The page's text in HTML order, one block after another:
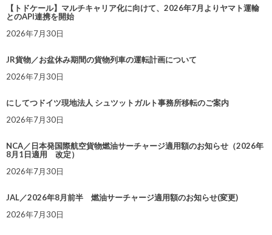
【トドケール】マルチキャリア化に向けて、2026年7月よりヤマト運輸
とのAPI連携を開始
2026年7月30日
JR貨物／お盆休み期間の貨物列車の運転計画について
2026年7月30日
にしてつドイツ現地法人 シュツットガルト事務所移転のご案内
2026年7月30日
NCA／日本発国際航空貨物燃油サーチャージ適用額のお知らせ（2026年
8月1日適用 改定）
2026年7月30日
JAL／2026年8月前半 燃油サーチャージ適用額のお知らせ(変更)
2026年7月30日